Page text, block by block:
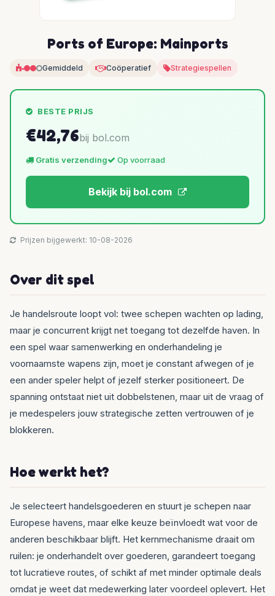
Ports of Europe: Mainports
Gemiddeld Coöperatief Strategiespellen
BESTE PRIJS
€42,76bij bol.com
Gratis verzending Op voorraad
Bekijk bij bol.com
Prijzen bijgewerkt: 10-08-2026
Over dit spel
Je handelsroute loopt vol: twee schepen wachten op lading,
maar je concurrent krijgt net toegang tot dezelfde haven. In
een spel waar samenwerking en onderhandeling je
voornaamste wapens zijn, moet je constant afwegen of je
een ander speler helpt of jezelf sterker positioneert. De
spanning ontstaat niet uit dobbel­stenen, maar uit de vraag of
je medespelers jouw strategische zetten vertrouwen of je
blokkeren.
Hoe werkt het?
Je selecteert handelsgoederen en stuurt je schepen naar
Europese havens, maar elke keuze beïnvloedt wat voor de
anderen beschikbaar blijft. Het kernmechanisme draait om
ruilen: je onderhandelt over goederen, garandeert toegang
tot lucratieve routes, of schikt af met minder optimale deals
omdat je weet dat medewerking later voordeel oplevert. Het